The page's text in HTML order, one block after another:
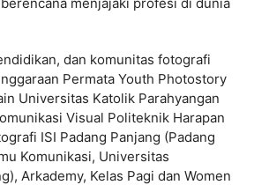
dan komunitas fotografi
Permata Youth Photostory
Universitas Katolik Parahyangan
Visual Politeknik Harapan
ISI Padang Panjang (Padang
Komunikasi, Universitas
Arkademy, Kelas Pagi dan Women